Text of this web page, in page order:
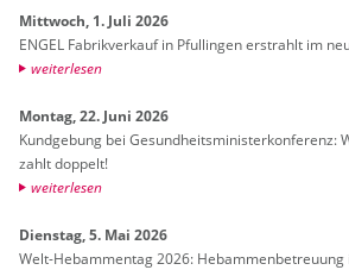
Mitt­woch, 1. Juli 2026
ENGEL Fa­brik­ver­kauf in Pful­lin­gen er­strahlt im
wei­ter­le­sen
Mon­tag, 22. Juni 2026
Kund­ge­bung bei Ge­sund­heits­mi­nis­ter­kon­fe­renz:
zahlt dop­pelt!
wei­ter­le­sen
Diens­tag, 5. Mai 2026
Welt-Heb­am­men­tag 2026: